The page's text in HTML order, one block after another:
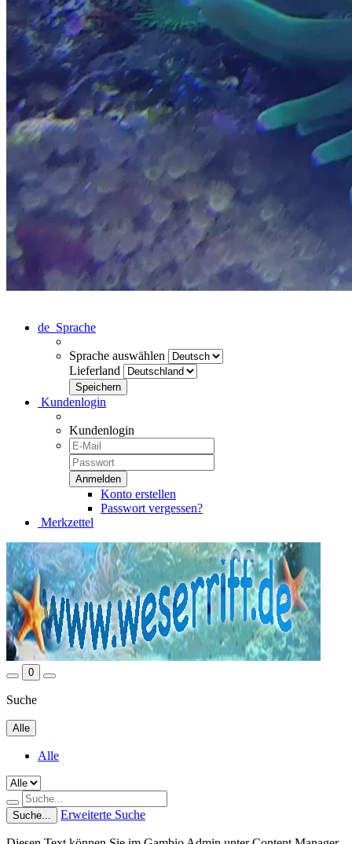
de Sprache
Sprache auswählen
Lieferland
Kundenlogin
Kundenlogin
Konto erstellen
Passwort vergessen?
Merkzettel
0
Suche
Alle
Alle
Suche... Erweiterte Suche